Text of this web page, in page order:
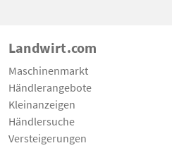
Landwirt.com
Maschinenmarkt
Händlerangebote
Kleinanzeigen
Händlersuche
Versteigerungen